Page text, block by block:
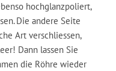
hochglanzpoliert,
Die andere Seite
Art verschliessen,
Dann lassen Sie
die Röhre wieder